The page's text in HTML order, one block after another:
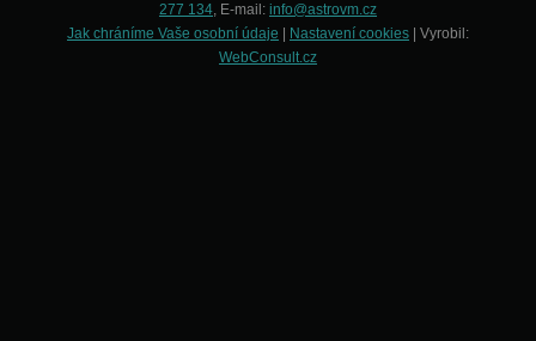
277 134, E-mail: info@astrovm.cz
Jak chráníme Vaše osobní údaje
Nastavení cookies | Vyrobil:
WebConsult.cz